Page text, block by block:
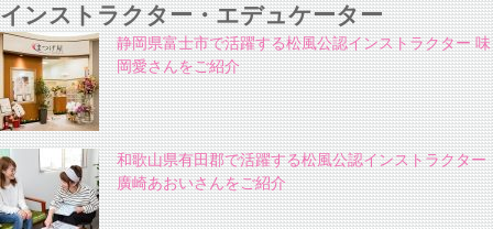
インストラクター・エデュケーター
静岡県富士市で活躍する松風公認インストラクター 味
岡愛さんをご紹介
和歌山県有田郡で活躍する松風公認インストラクター
廣崎あおいさんをご紹介